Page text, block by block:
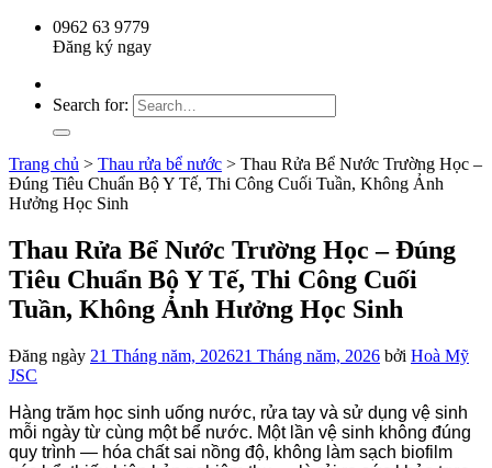
0962 63 9779
Đăng ký ngay
Search for:
Trang chủ > Thau rửa bể nước > Thau Rửa Bể Nước Trường Học –
Đúng Tiêu Chuẩn Bộ Y Tế, Thi Công Cuối Tuần, Không Ảnh
Hưởng Học Sinh
Thau Rửa Bể Nước Trường Học – Đúng
Tiêu Chuẩn Bộ Y Tế, Thi Công Cuối
Tuần, Không Ảnh Hưởng Học Sinh
Đăng ngày 21 Tháng năm, 202621 Tháng năm, 2026 bởi Hoà Mỹ
JSC
Hàng trăm học sinh uống nước, rửa tay và sử dụng vệ sinh
mỗi ngày từ cùng một bể nước. Một lần vệ sinh không đúng
quy trình — hóa chất sai nồng độ, không làm sạch biofilm